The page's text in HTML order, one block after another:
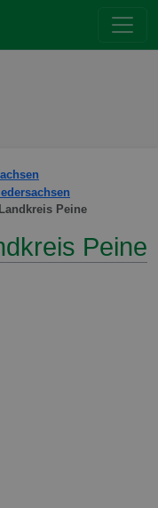
Peine
Peine